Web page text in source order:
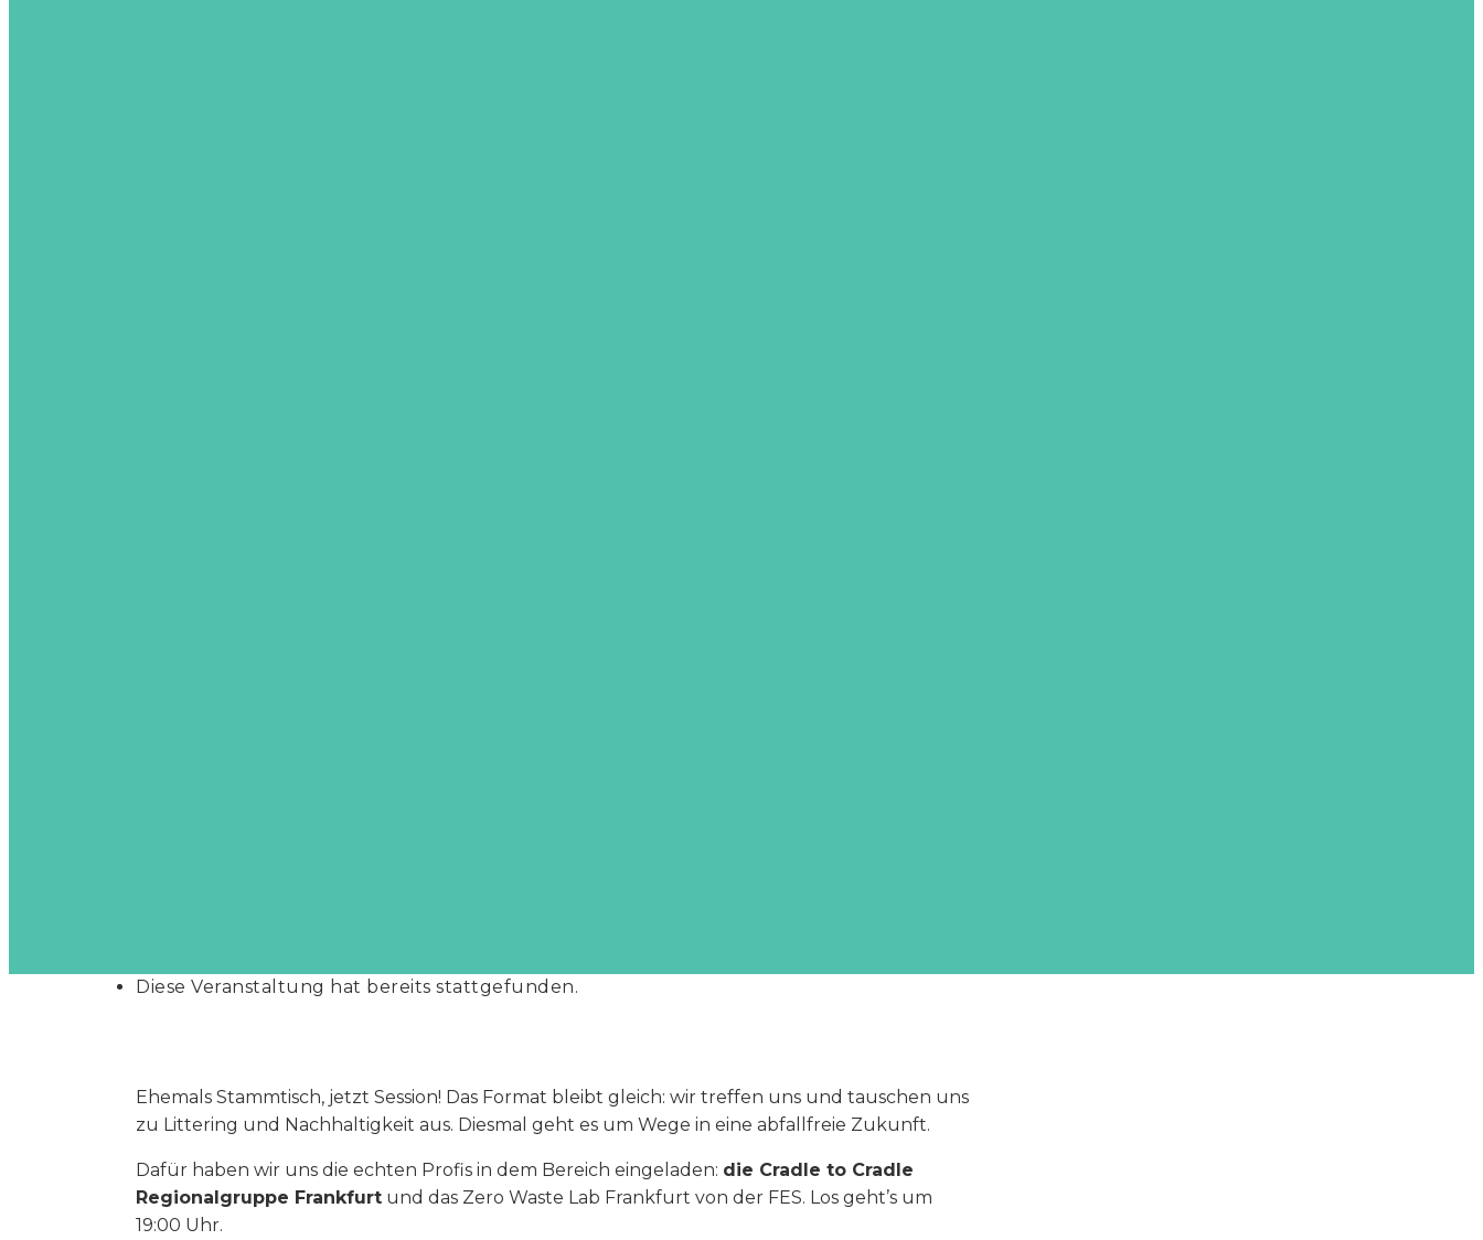
Diese Veranstaltung hat bereits stattgefunden.
Ehemals Stammtisch, jetzt Session! Das Format bleibt gleich: wir treffen uns und tauschen uns
zu Littering und Nachhaltigkeit aus. Diesmal geht es um Wege in eine abfallfreie Zukunft.
Dafür haben wir uns die echten Profis in dem Bereich eingeladen: die Cradle to Cradle
Regionalgruppe Frankfurt und das Zero Waste Lab Frankfurt von der FES. Los geht’s um
19:00 Uhr.